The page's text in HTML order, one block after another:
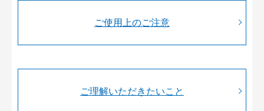
ご使用上のご注意
ご理解いただきたいこと